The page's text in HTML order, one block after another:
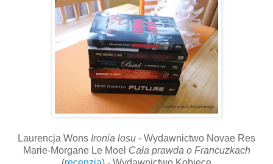
Laurencja Wons Ironia losu - Wydawnictwo Novae Res
Marie-Morgane Le Moel Cała prawda o Francuzkach